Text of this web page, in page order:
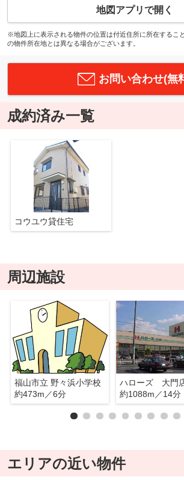
地図アプリで開く
※地図上に表示される物件の位置は付近住所に所在するこ
の物件所在地とは異なる場合がございます。
お問い合わせ(無
成約済み一覧
コウユウ貸住宅
周辺施設
福山市立 野々浜小学校
約473m／6分
ハローズ 大門
約1088m／14分
エリアの近い物件